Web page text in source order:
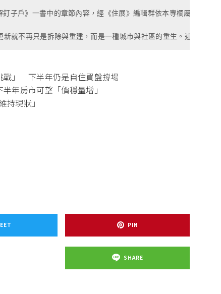
子戶》一書中的章節內容，經《住展》編輯群依本專欄屬性適
就不再只是拆除與重建，而是一種城市與社區的重生。這本書能
戰」 下半年仍是自住買盤撐場
年房市可望「價穩量增」
現狀」
PIN
SHARE